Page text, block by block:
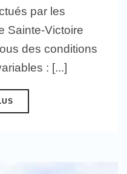
par les
Sainte-Victoire
des conditions
: [...]